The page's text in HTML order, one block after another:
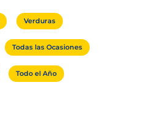
Verduras
Todas las Ocasiones
Todo el Año